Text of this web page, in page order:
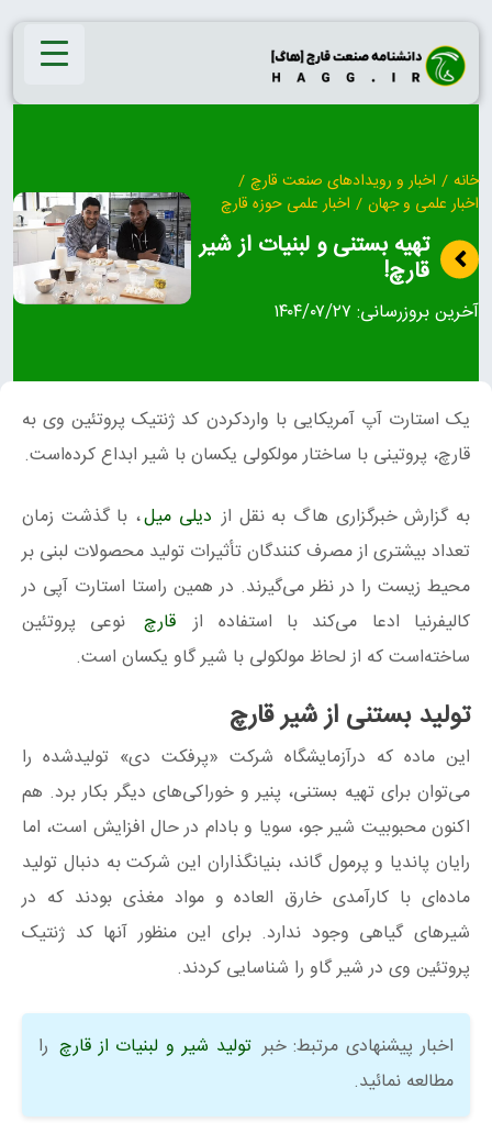
Skip
content
خانه / اخبار و رویدادهای صنعت قارچ /
اخبار علمی و جهان / اخبار علمی حوزه قارچ
تهیه بستنی و لبنیات از شیر
قارچ!
آخرین بروزرسانی: ۱۴۰۴/۰۷/۲۷
یک استارت آپ آمریکایی با واردکردن کد ژنتیک پروتئین وی به
قارچ، پروتینی با ساختار مولکولی یکسان با شیر ابداع کرده‌است.
به گزارش خبرگزاری هاگ به نقل از دیلی میل، با گذشت زمان
تعداد بیشتری از مصرف کنندگان تأثیرات تولید محصولات لبنی بر
محیط زیست را در نظر می‌گیرند. در همین راستا استارت آپی در
کالیفرنیا ادعا می‌کند با استفاده از قارچ
نوعی پروتئین
ساخته‌است که از لحاظ مولکولی با شیر گاو یکسان است.
تولید بستنی از شیر قارچ
این ماده که درآزمایشگاه شرکت «پرفکت دی» تولیدشده را
می‌توان برای تهیه بستنی، پنیر و خوراکی‌های دیگر بکار برد. هم
اکنون محبوبیت شیر جو، سویا و بادام در حال افزایش است، اما
رایان پاندیا و پرمول گاند، بنیانگذاران این شرکت به دنبال تولید
ماده‌ای با کارآمدی خارق العاده و مواد مغذی بودند که در
شیرهای گیاهی وجود ندارد. برای این منظور آنها کد ژنتیک
پروتئین وی در شیر گاو را شناسایی کردند.
اخبار پیشنهادی مرتبط: خبر تولید شیر و لبنیات از قارچ را
مطالعه نمائید.